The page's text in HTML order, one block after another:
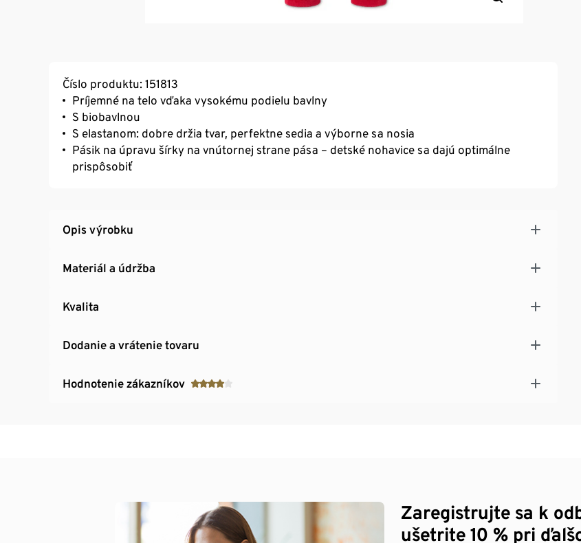
Číslo produktu: 151813
Príjemné na telo vďaka vysokému podielu bavlny
S biobavlnou
S elastanom: dobre držia tvar, perfektne sedia a výborne sa nosia
Pásik na úpravu šírky na vnútornej strane pása – detské nohavice sa dajú optimálne
prispôsobiť
Opis výrobku
Materiál a údržba
Kvalita
Dodanie a vrátenie tovaru
Hodnotenie zákazníkov
Zaregistrujte sa k
ušetrite 10 % pri